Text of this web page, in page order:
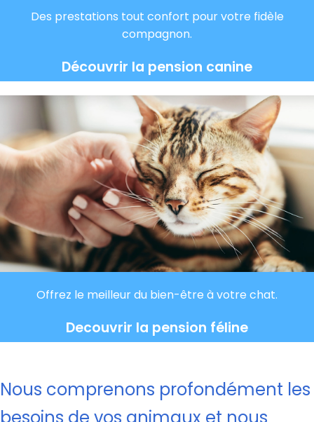
Des prestations tout confort pour votre fidèle
compagnon.
Découvrir la pension canine
Offrez le meilleur du bien-être à votre chat.
Decouvrir la pension féline
Nous comprenons profondément les